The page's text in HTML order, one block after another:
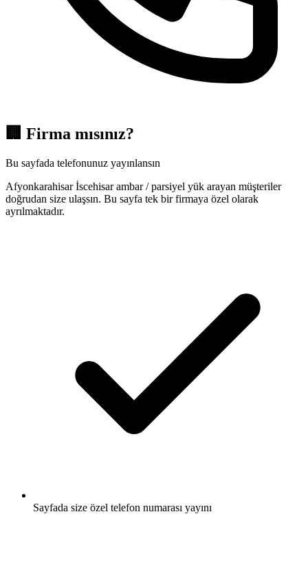
🏢 Firma mısınız?
Bu sayfada telefonunuz yayınlansın
Afyonkarahisar İscehisar ambar / parsiyel yük arayan müşteriler
doğrudan size ulaşsın. Bu sayfa tek bir firmaya özel olarak
ayrılmaktadır.
Sayfada size özel telefon numarası yayını